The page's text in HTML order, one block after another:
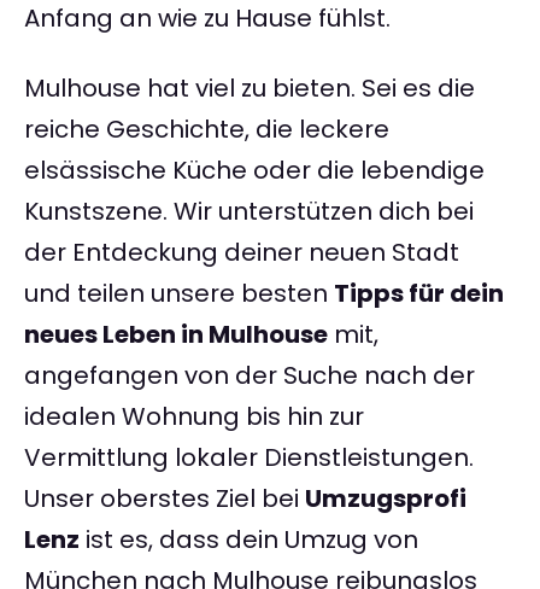
Anfang an wie zu Hause fühlst.
Mulhouse hat viel zu bieten. Sei es die
reiche Geschichte, die leckere
elsässische Küche oder die lebendige
Kunstszene. Wir unterstützen dich bei
der Entdeckung deiner neuen Stadt
und teilen unsere besten Tipps für dein
neues Leben in Mulhouse mit,
angefangen von der Suche nach der
idealen Wohnung bis hin zur
Vermittlung lokaler Dienstleistungen.
Unser oberstes Ziel bei Umzugsprofi
Lenz ist es, dass dein Umzug von
München nach Mulhouse reibungslos